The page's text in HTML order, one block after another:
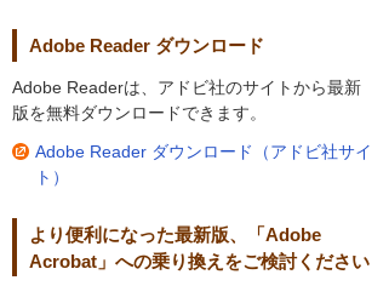
Adobe Reader ダウンロード
Adobe Readerは、アドビ社のサイトから最新
版を無料ダウンロードできます。
Adobe Reader ダウンロード（アドビ社サイ
ト）
より便利になった最新版、「Adobe
Acrobat」への乗り換えをご検討ください